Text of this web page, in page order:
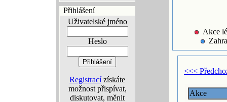
Přihlášení
Uživatelské jméno
Heslo
Registracízískáte
možnost přispívat,
diskutovat, měnit
Akce
<<<
Akce